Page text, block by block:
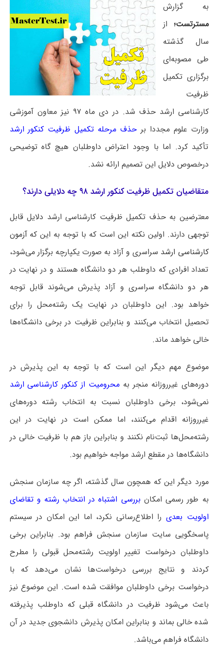
به گزارش
مسترتست؛ از
سال گذشته
طی مصوبه‌ای
برگزاری تکمیل
ظرفیت
کارشناسی ارشد حذف شد. در دی ماه ۹۷ نیز معاون آموزشی
وزارت علوم مجددا برحذف مرحله تکمیل ظرفیت کنکور ارشد
تأکید کرد. اما با وجود اعتراض داوطلبان هیچ گاه توضیحی
درخصوص دلایل این تصمیم ارائه نشد.
متقاضیان تکمیل ظرفیت کنکور ارشد ۹۸ چه دلایلی دارند؟
معترضین به حذف تکمیل ظرفیت کارشناسی ارشد دلایل قابل
توجهی دارند. اولین نکته این است که با توجه به این کهآزمون
کارشناسی ارشد سراسری و آزاد به صورت یکپارچه برگزار می‌شود،
تعداد افرادی که داوطلب هر دو دانشگاه هستند و در نهایت در
هر دو دانشگاه سراسری و آزاد پذیرش می‌شوند قابل توجه
خواهد بود. این داوطلبان در نهایت یک رشته‌محل را برای
تحصیل انتخاب می‌کنند و بنابراین ظرفیت در برخی دانشگاه‌ها
خالی خواهد ماند.
موضوع مهم دیگر این است که با توجه به این پذیرش در
دوره‌های غیرروزانه منجر به محرومیت از کنکور کارشناسی ارشد
نمی‌شود، برخی داوطلبان نسبت به انتخاب رشته دوره‌های
غیرروزانه اقدام می‌کنند، اما ممکن است در نهایت در این
رشته‌محل‌ها ثبت‌نام نکنند و بنابراین باز هم با ظرفیت خالی در
دانشگاه‌ها در مقطع ارشد مواجه خواهیم بود.
مورد دیگر این که همچون سال گذشته، اگر چه سازمان سنجش
به طور رسمی امکان بررسی اشتباه در انتخاب رشته و تقاضای
اولویت بعدی را اطلاع‌رسانی نکرد، اما این امکان در سیستم
پاسخگویی سایت سازمان سنجش فراهم بود. بنابراین برخی
داوطلبان درخواست تغییر اولویت رشته‌محل قبولی را مطرح
کردند و نتایج بررسی درخواست‌ها نشان می‌دهد که با
درخواست برخی داوطلبان موافقت شده است. این موضوع نیز
باعث می‌شود ظرفیت در دانشگاه قبلی که داوطلب پذیرفته
شده خالی بماند و بنابراین امکان پذیرش دانشجوی جدید در آن
دانشگاه فراهم می‌باشد‌.